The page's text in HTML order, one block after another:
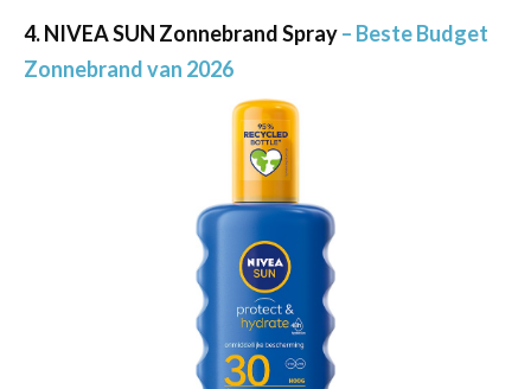
4. NIVEA SUN Zonnebrand Spray– Beste Budget
Zonnebrand van 2026